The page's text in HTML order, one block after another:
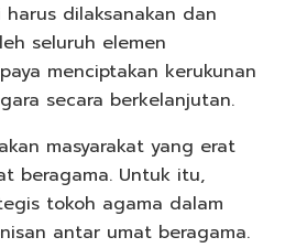
dilaksanakan dan
seluruh elemen
menciptakan kerukunan
secara berkelanjutan.
masyarakat yang erat
beragama. Untuk itu,
tokoh agama dalam
antar umat beragama.